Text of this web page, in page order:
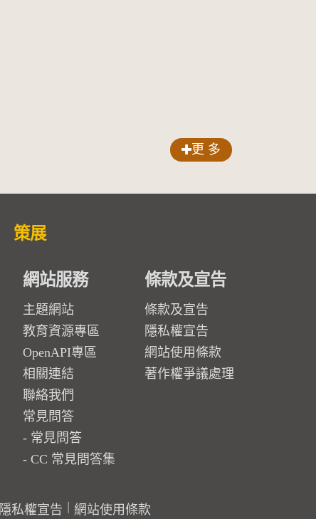
更 多
策展
網站服務
主題網站
教育資源專區
OpenAPI專區
相關連結
聯絡我們
常見問答
常見問答
CC 常見問答集
條款及宣告
條款及宣告
隱私權宣告
網站使用條款
著作權爭議處理
隱私權宣告 網站使用條款